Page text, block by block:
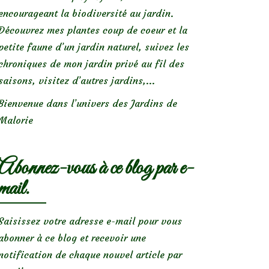
la biodiversité au jardin.
mes plantes coup de coeur et la
faune d’un jardin naturel, suivez les
de mon jardin privé au fil des
visitez d’autres jardins,...
dans l’univers des Jardins de
vous à ce blog par e-
votre adresse e-mail pour vous
à ce blog et recevoir une
de chaque nouvel article par